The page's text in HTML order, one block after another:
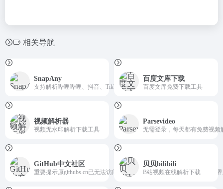
相关导航
SnapAny
支持解析哔哩哔哩、抖音、TikTok、Facebook等上千...
百度文库下载
百度文库免费下载工具
视频解析器
视频无水印解析下载工具
Parsevideo
无需登录，每天都有免费视频
GitHub中文社区
重要提示原githubs.cn已无法访问，域名已变更为gitcn.org。GitHub是
贝贝bilibili
B站视频在线解析下载